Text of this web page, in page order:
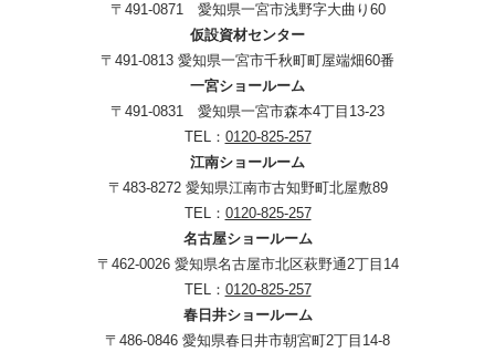
〒491-0871 愛知県一宮市浅野字大曲り60
仮設資材センター
〒491-0813 愛知県一宮市千秋町町屋端畑60番
一宮ショールーム
〒491-0831 愛知県一宮市森本4丁目13-23
TEL： 0120-825-257
江南ショールーム
〒483-8272 愛知県江南市古知野町北屋敷89
TEL： 0120-825-257
名古屋ショールーム
〒462-0026 愛知県名古屋市北区萩野通2丁目14
TEL： 0120-825-257
春日井ショールーム
〒486-0846 愛知県春日井市朝宮町2丁目14-8